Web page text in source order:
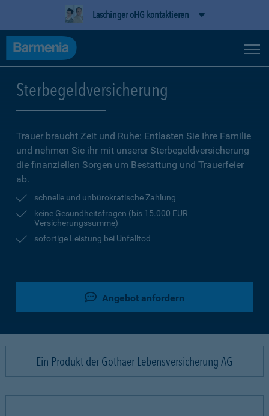
Laschinger oHG kontaktieren
Sterbegeldversicherung
Trauer braucht Zeit und Ruhe: Entlasten Sie Ihre Familie
und nehmen Sie ihr mit unserer Sterbegeldversicherung
die finanziellen Sorgen um Bestattung und Trauerfeier
ab.
schnelle und unbürokratische Zahlung
keine Gesundheitsfragen (bis 15.000 EUR
Versicherungssumme)
sofortige Leistung bei Unfalltod
Angebot anfordern
Ein Produkt der Gothaer Lebensversicherung AG